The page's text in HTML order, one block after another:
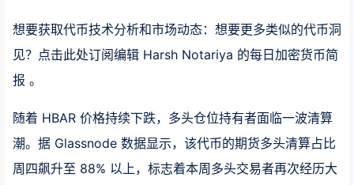
想要获取代币技术分析和市场动态：想要更多类似的代币洞
见？点击此处订阅编辑 Harsh Notariya 的每日加密货币简
报 。
随着 HBAR 价格持续下跌，多头仓位持有者面临一波清算
潮。据 Glassnode 数据显示，该代币的期货多头清算占比
周四飙升至 88% 以上，标志着本周多头交易者再次经历大